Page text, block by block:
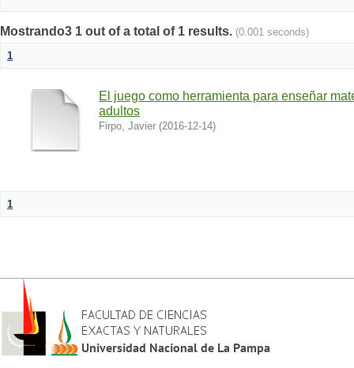
Mostrando3 1 out of a total of 1 results. (0.001 seconds)
1
El juego como herramienta para enseñar
adultos
Firpo, Javier (2016-12-14)
1